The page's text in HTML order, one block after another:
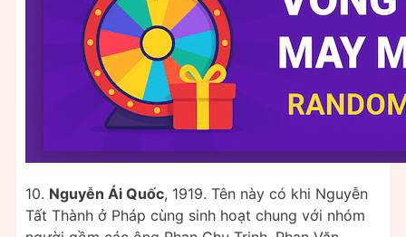
10. Nguyễn Ái Quốc, 1919. Tên này có khi Nguyễn
Tất Thành ở Pháp cùng sinh hoạt chung với nhóm